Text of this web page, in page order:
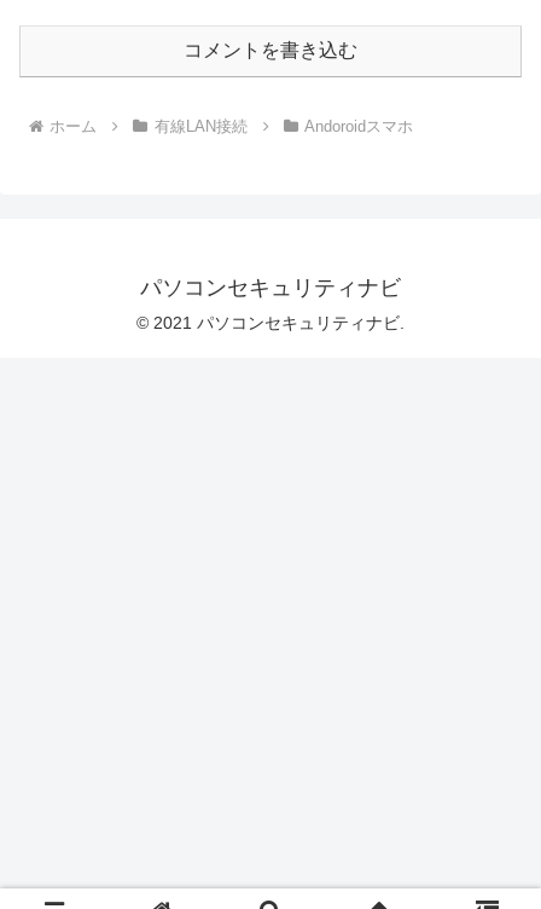
コメントを書き込む
ホーム 有線LAN接続 Andoroidスマホ
パソコンセキュリティナビ
© 2021 パソコンセキュリティナビ.